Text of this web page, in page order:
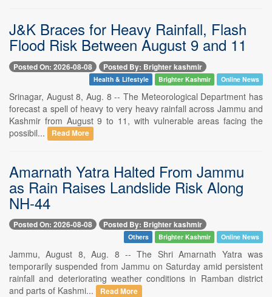
J&K Braces for Heavy Rainfall, Flash
Flood Risk Between August 9 and 11
Posted On: 2026-08-08 Posted By: Brighter kashmir
Health & Lifestyle Brighter Kashmir Online News
Srinagar, August 8, Aug. 8 -- The Meteorological Department has
forecast a spell of heavy to very heavy rainfall across Jammu and
Kashmir from August 9 to 11, with vulnerable areas facing the
possibil...
Read More
Amarnath Yatra Halted From Jammu
as Rain Raises Landslide Risk Along
NH-44
Posted On: 2026-08-08 Posted By: Brighter kashmir
Others Brighter Kashmir Online News
Jammu, August 8, Aug. 8 -- The Shri Amarnath Yatra was
temporarily suspended from Jammu on Saturday amid persistent
rainfall and deteriorating weather conditions in Ramban district
and parts of Kashmi...
Read More